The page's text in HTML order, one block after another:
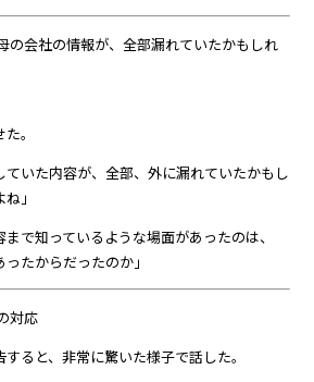
会社の情報が、全部漏れていたかもしれ
。
ていた内容が、全部、外に漏れていたかもし
」
まで知っているような場面があったのは、
たからだったのか」
対応
ると、非常に驚いた様子で話した。